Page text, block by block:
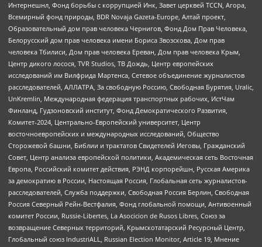
Интернешнл, Фонд борьбы с коррупцией Инк, Завет церквей TCCN, Агора,
Всемирный фонд природы, BDR Novaja Gazeta-Europe, Алтай проект,
Образовательный дом прав человека Чернигов, Фонд Дом Прав Человека,
Белорусский дом прав человека имени Бориса Звозскова, Дом прав
человека Тбилиси, Дом прав человека Ереван, Дом прав человека Крым,
Центр дикого лосося, TVR Studios, ТВ Дождь, Центр европейских
исследований им Вилфрида Мартенса, Сетевое объединение журналистов
расследователей, АЛЛАТРА, За свободную Россию, Свободная Бурятия, Uralic,
UnKremlin, Международная федерация транспортных рабочих, ИстЧам
Финланд, Гудзоновский институт, Фонд Демократического Развития,
Комитет-2024, Центрально-Европейский университет, Центр
восточноевропейских и международных исследований, Общество
Сторожевой башни, Библии и трактатов Свидетелей Иеговы, Гражданский
Совет, Центр анализа европейской политики, Академическая сеть Восточная
Европа, Российский комитет действия, РЭНД корпорейшн, Русская Америка
за демократию в России, Настоящая Россия, Глобальная сеть журналистов-
расследователей, Служба поддержки, Свободная Россия Берлин, Свободная
Россия Северный Рейн-Вестфалия, Фонд глобальной помощи, Антивоенный
комитет России, Russie-Libertes, La Asocicion de Rusos Libres, Союз за
возвращение Северных территорий, Крымскотатарский Ресурсный Центр,
Глобальный союз IndustriALL, Russian Election Monitor, Article 19, Мнение